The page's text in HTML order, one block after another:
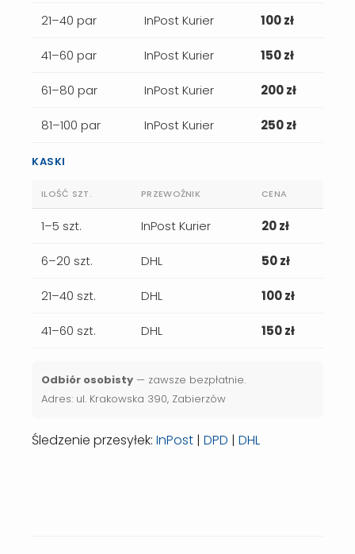
21–40 par InPost Kurier 100 zł
41–60 par InPost Kurier 150 zł
61–80 par InPost Kurier 200 zł
81–100 par InPost Kurier 250 zł
KASKI
ILOŚĆ SZT. PRZEWOŹNIK CENA
1–5 szt. InPost Kurier 20 zł
6–20 szt. DHL 50 zł
21–40 szt. DHL 100 zł
41–60 szt. DHL 150 zł
Odbiór osobisty — zawsze bezpłatnie.
Adres: ul. Krakowska 390, Zabierzów
Śledzenie przesyłek: InPost | DPD | DHL